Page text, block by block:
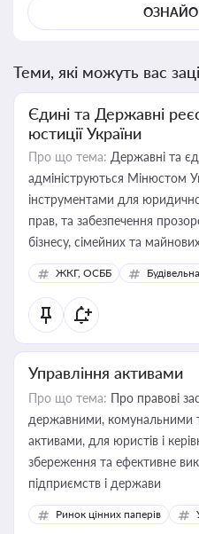
Теми, які можуть вас
Єдині та Державні
юстиції України
Про що тема: Державні та
адмініструються Мінюстом
інструментами для
прав, та забезпечення
бізнесу, сімейних та
ЖКГ, ОСББ
Управління активами
Про що тема: Про правові
державними, комунальними
активами, для юристів і
збереження та ефективне
підприємств і держави
Ринок цінних паперів